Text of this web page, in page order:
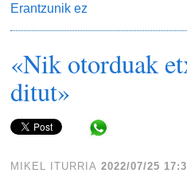
Erantzunik ez
«Nik otorduak
ditut»
MIKEL ITURRIA 2022/07/25